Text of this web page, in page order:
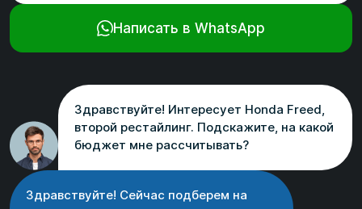
Написать в WhatsApp
Здравствуйте! Интересует Honda Freed,
второй рестайлинг. Подскажите, на какой
бюджет мне рассчитывать?
Здравствуйте! Сейчас подберем на